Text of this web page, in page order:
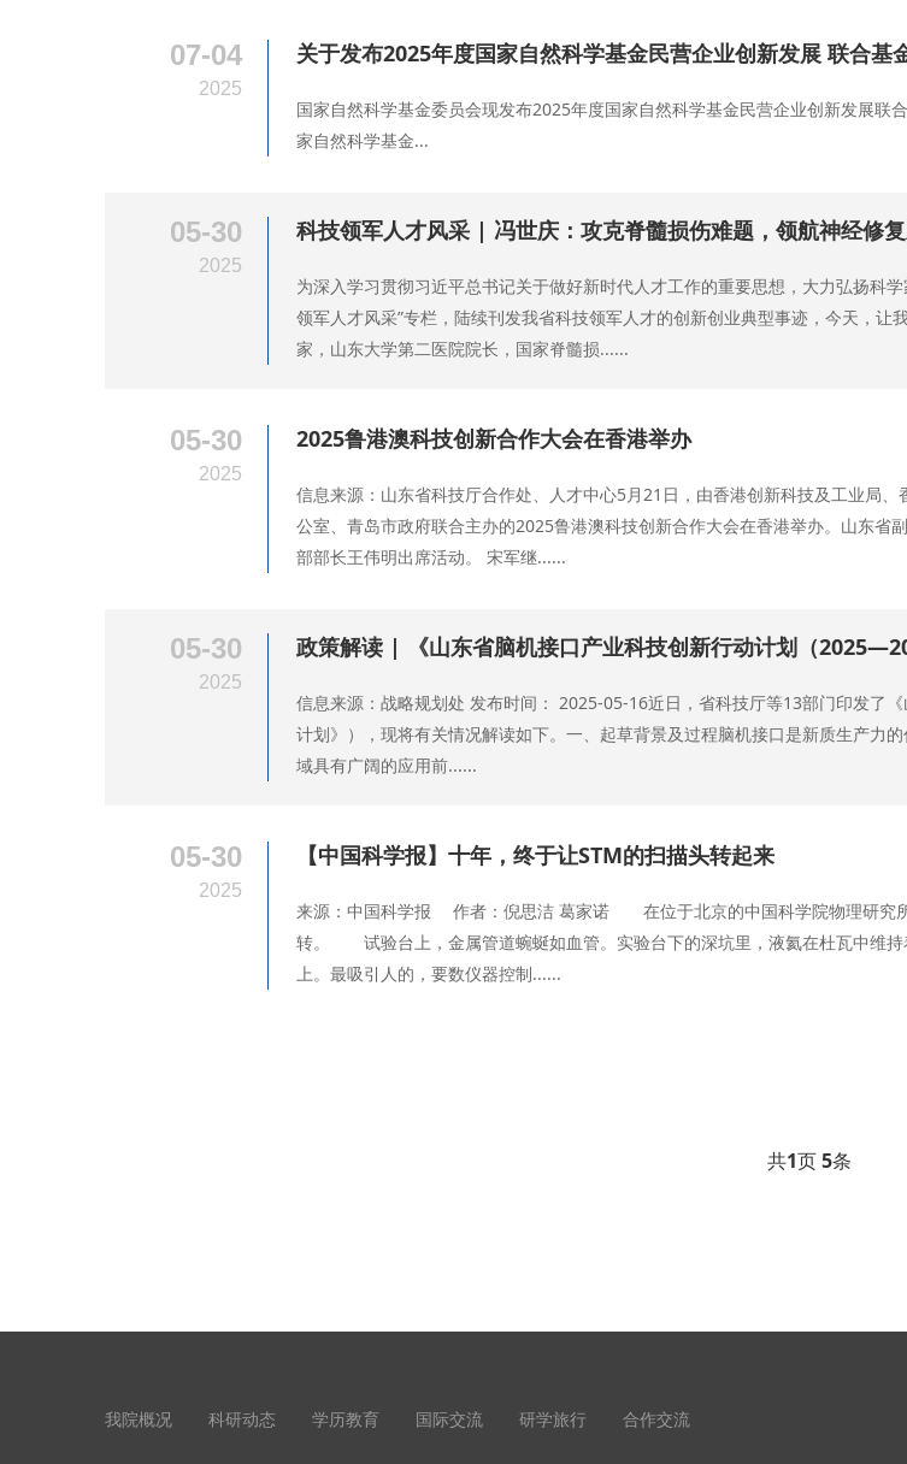
07-04
2025
关于发布2025年度国家自然科学基金民营企业创新发展 联合基
国家自然科学基金委员会现发布2025年度国家自然科学基金民营企业创新发展
家自然科学基金...
05-30
2025
科技领军人才风采 | 冯世庆：攻克脊髓损伤难题，领航神经修
为深入学习贯彻习近平总书记关于做好新时代人才工作的重要思想，大力弘扬科
领军人才风采”专栏，陆续刊发我省科技领军人才的创新创业典型事迹，今天，
家，山东大学第二医院院长，国家脊髓损......
05-30
2025
2025鲁港澳科技创新合作大会在香港举办
信息来源：山东省科技厅合作处、人才中心5月21日，由香港创新科技及工业局
公室、青岛市政府联合主办的2025鲁港澳科技创新合作大会在香港举办。山东
部部长王伟明出席活动。 宋军继......
05-30
2025
政策解读 | 《山东省脑机接口产业科技创新行动计划（
信息来源：战略规划处 发布时间： 2025-05-16近日，省科技厅等13部门印发
计划》），现将有关情况解读如下。一、起草背景及过程脑机接口是新质生产力
域具有广阔的应用前......
05-30
2025
【中国科学报】十年，终于让STM的扫描头转起来
来源：中国科学报 作者：倪思洁 葛家诺 在位于北京的中国科学院物理研究
转。 试验台上，金属管道蜿蜒如血管。实验台下的深坑里，液氦在杜瓦中维
上。最吸引人的，要数仪器控制......
共1页5条
我院概况 科研动态 学历教育 国际交流 研学旅行 合作交流